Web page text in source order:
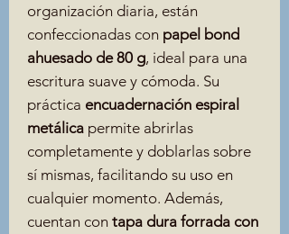
organización diaria, están
confeccionadas con papel bond
ahuesado de 80 g, ideal para una
escritura suave y cómoda. Su
práctica encuadernación espiral
metálica permite abrirlas
completamente y doblarlas sobre
sí mismas, facilitando su uso en
cualquier momento. Además,
cuentan con tapa dura forrada con